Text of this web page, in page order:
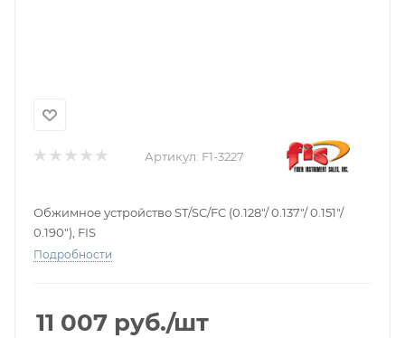
Артикул: F1-3227
Обжимное устройство ST/SC/FC (0.128"/ 0.137"/ 0.151"/
0.190"), FIS
Подробности
11 007 руб./шт